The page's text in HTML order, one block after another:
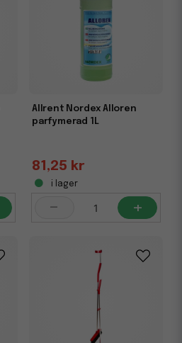
Allrent Nordex Alloren
parfymerad 1L
81,25 kr
i lager
- +